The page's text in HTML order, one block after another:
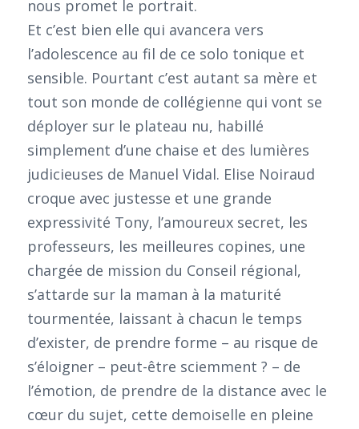
nous promet le portrait.
Et c’est bien elle qui avancera vers
l’adolescence au fil de ce solo tonique et
sensible. Pourtant c’est autant sa mère et
tout son monde de collégienne qui vont se
déployer sur le plateau nu, habillé
simplement d’une chaise et des lumières
judicieuses de Manuel Vidal. Elise Noiraud
croque avec justesse et une grande
expressivité Tony, l’amoureux secret, les
professeurs, les meilleures copines, une
chargée de mission du Conseil régional,
s’attarde sur la maman à la maturité
tourmentée, laissant à chacun le temps
d’exister, de prendre forme – au risque de
s’éloigner – peut-être sciemment ? – de
l’émotion, de prendre de la distance avec le
cœur du sujet, cette demoiselle en pleine